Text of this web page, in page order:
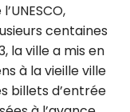
centaines
la ville a mis en
à la vieille ville
billets d’entrée